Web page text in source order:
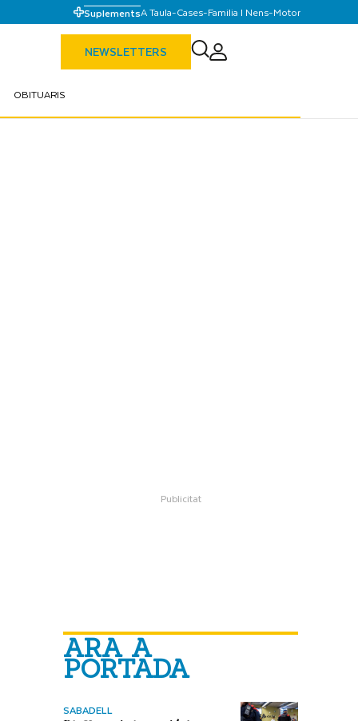
SuplementsA Taula-Cases-Familia I Nens-Motor
NEWSLETTERS
OBITUARIS
ARA A
PORTADA
SABADELL